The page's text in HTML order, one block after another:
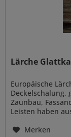
Lärche
Europäische
Deckelschalung,
Zaunbau,
Leisten haben
Merken